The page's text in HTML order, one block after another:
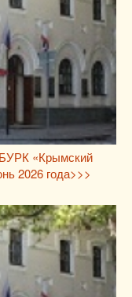
«Крымский
2026 года>>>